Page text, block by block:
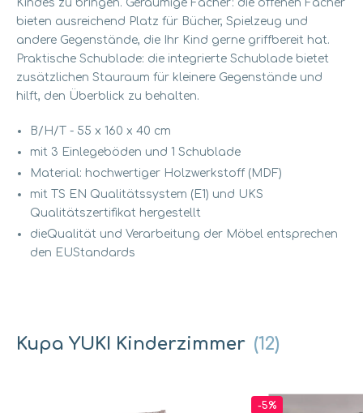
Kindes zu bringen. Geräumige Fächer: die offenen Fächer
bieten ausreichend Platz für Bücher, Spielzeug und
andere Gegenstände, die Ihr Kind gerne griffbereit hat.
Praktische Schublade: die integrierte Schublade bietet
zusätzlichen Stauraum für kleinere Gegenstände und
hilft, den Überblick zu behalten.
B/H/T - 55 x 160 x 40 cm
mit 3 Einlegeböden und 1 Schublade
Material: hochwertiger Holzwerkstoff (MDF)
mit TS EN Qualitätssystem (E1) und UKS
Qualitätszertifikat hergestellt
dieQualität und Verarbeitung der Möbel entsprechen
den EUStandards
Kupa YUKI Kinderzimmer (12)
-5%